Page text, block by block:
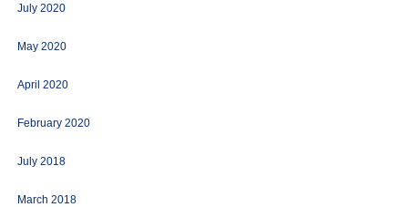
July 2020
May 2020
April 2020
February 2020
July 2018
March 2018